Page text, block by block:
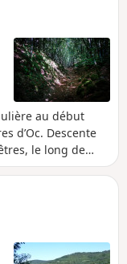
au début
d’Oc. Descente
le long de
De l'ombre tout